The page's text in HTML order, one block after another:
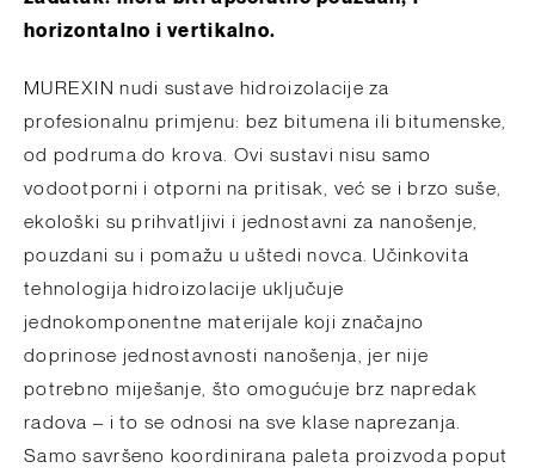
horizontalno i vertikalno.
MUREXIN nudi sustave hidroizolacije za
profesionalnu primjenu: bez bitumena ili bitumenske,
od podruma do krova. Ovi sustavi nisu samo
vodootporni i otporni na pritisak, već se i brzo suše,
ekološki su prihvatljivi i jednostavni za nanošenje,
pouzdani su i pomažu u uštedi novca. Učinkovita
tehnologija hidroizolacije uključuje
jednokomponentne materijale koji značajno
doprinose jednostavnosti nanošenja, jer nije
potrebno miješanje, što omogućuje brz napredak
radova – i to se odnosi na sve klase naprezanja.
Samo savršeno koordinirana paleta proizvoda poput